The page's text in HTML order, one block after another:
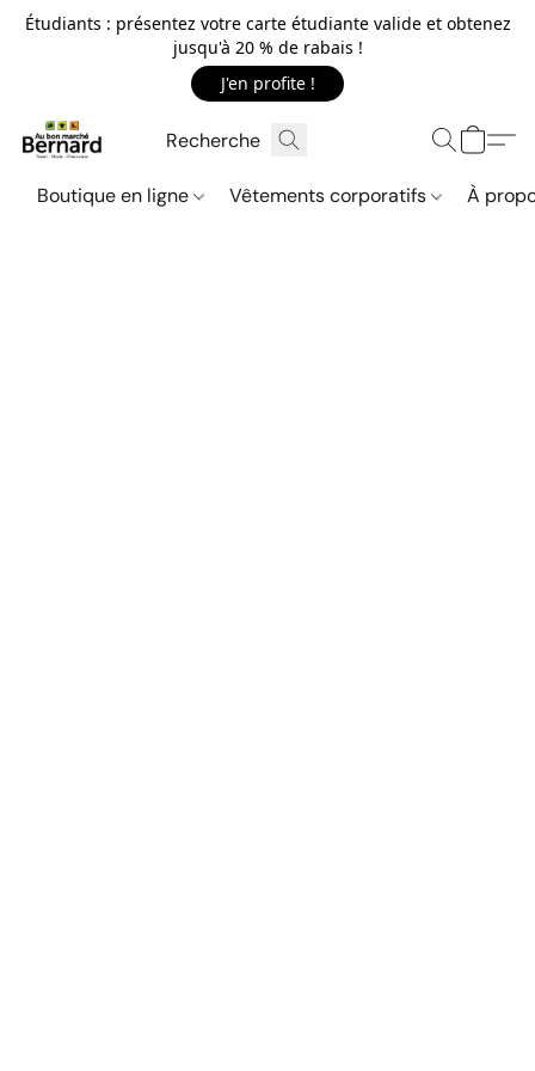
Étudiants : présentez votre carte étudiante valide et obtenez
jusqu'à 20 % de rabais !
J'en profite !
Boutique en ligne Vêtements corporatifs À